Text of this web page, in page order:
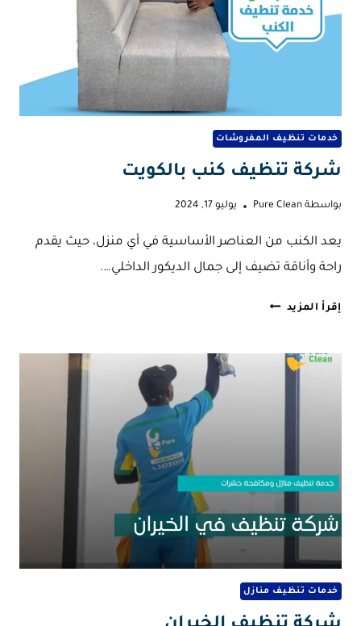
خدمات تنظيف المفروشات
شركة تنظيف كنب بالكويت
بواسطة Pure Clean يوليو 17, 2024
يعد الكنب من العناصر الأساسية في أي منزل، حيث يقدم
راحة وأناقة تضيف إلى جمال الديكور الداخلي….
إقرأ المزيد شركة
بالكويت
خدمات تنظيف منازل